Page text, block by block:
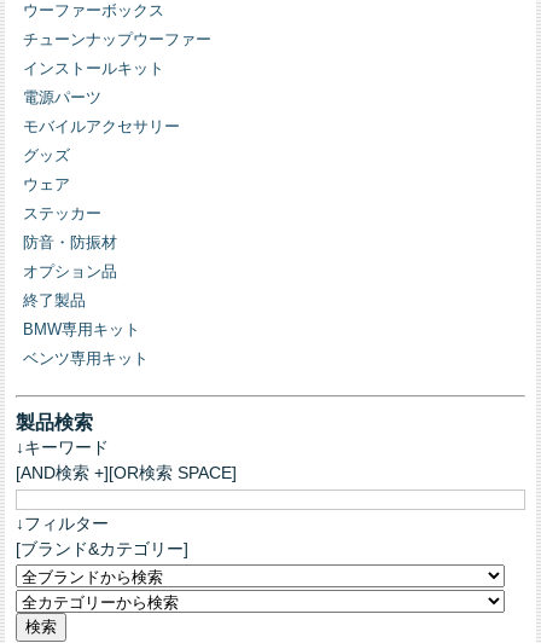
ウーファーボックス
チューンナップウーファー
インストールキット
電源パーツ
モバイルアクセサリー
グッズ
ウェア
ステッカー
防音・防振材
オプション品
終了製品
BMW専用キット
ベンツ専用キット
製品検索
↓キーワード
[AND検索 +][OR検索 SPACE]
↓フィルター
[ブランド&カテゴリー]